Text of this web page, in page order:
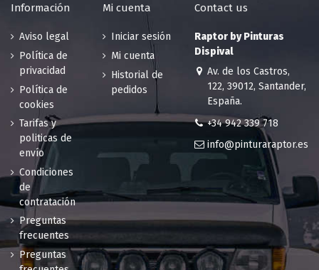
Blanco perla
194 en stock
Marfil
45.15 €
RAL 1015
Marfil claro
45.15 €
185 en stock
RAL 1016
Amarillo
azufre
45.15 €
189 en stock
RAL 1017
azafrán
200 en stock
zinc
200 en stock
RAL 1019
Beige
RAL 1020
Amarillo oliva
Información
Aviso legal
Política de
privacidad
Política de
cookies
Tarifas y
politicas de
envío
Condiciones
de
contratación
Preguntas
frecuentes
Preguntas
Mi cuenta
Iniciar sesión
Mi cuenta
Historial de
pedidos
Contact us
Raptor by Pinturas
Dispival
Av. de los Castros,
122, 39012, Santander,
España.
+34 942 339 718
info@pinturaraptor.es